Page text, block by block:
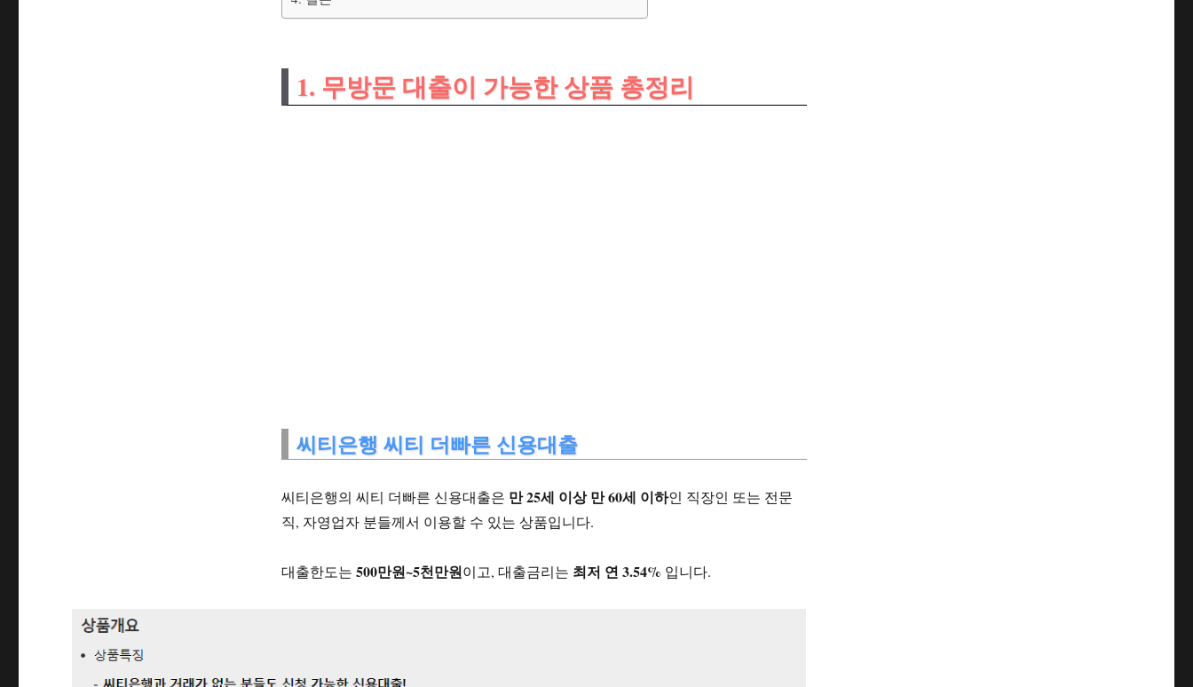
1. 무방문 대출이 가능한 상품 총정리
씨티은행 씨티 더빠른 신용대출
씨티은행의 씨티 더빠른 신용대출은 만 25세 이상 만 60세 이하인 직장인 또는 전문
직, 자영업자 분들께서 이용할 수 있는 상품입니다.
대출한도는 500만원~5천만원이고, 대출금리는 최저 연 3.54% 입니다.